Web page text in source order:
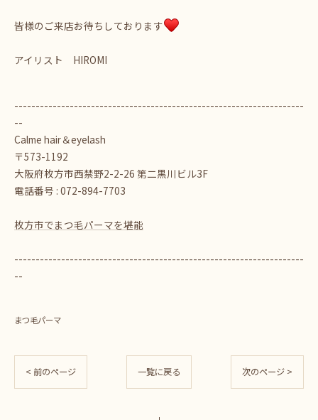
皆様のご来店お待ちしております
アイリスト HIROMI
--------------------------------------------------------------------
--
Calme hair＆eyelash
〒573-1192
大阪府枚方市西禁野2-2-26 第二黒川ビル3F
電話番号 : 072-894-7703
枚方市でまつ毛パーマを堪能
--------------------------------------------------------------------
--
まつ毛パーマ
< 前のページ 一覧に戻る 次のページ >